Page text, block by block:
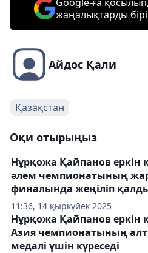
жаңалықтарды
Айдос Қали
Қазақстан
Оқи отырыңыз
11:36, 14 қыркүйек 2025
Нұрқожа Қайпанов еркін
әлем чемпионатының
финалында жеңіліп
Нұрқожа Қайпанов еркін
Азия чемпионатының
медалі үшін күреседі